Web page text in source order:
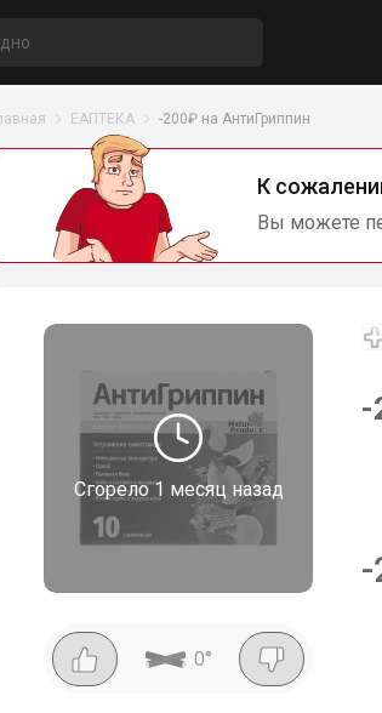
ЕАПТЕКА -200₽ на АнтиГриппин
К
Вы можете
Сгорело1 месяц назад
-
-
0°